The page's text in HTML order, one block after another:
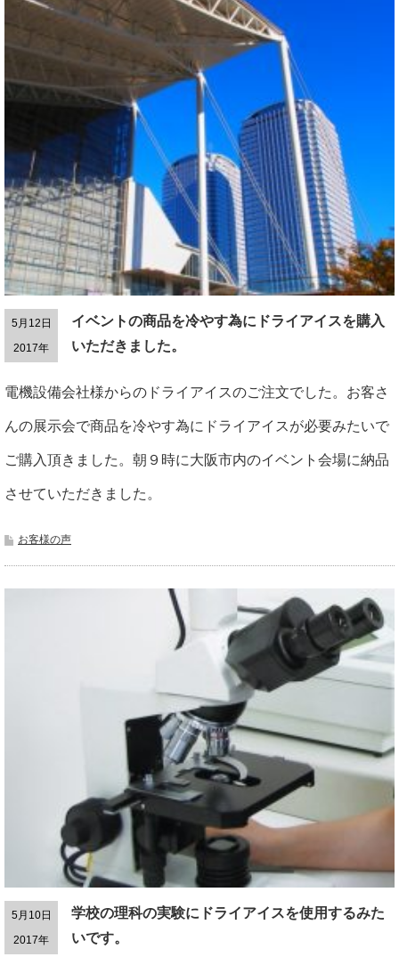
5月12日
2017年
イベントの商品を冷やす為にドライアイスを購入
いただきました。
電機設備会社様からのドライアイスのご注文でした。お客さ
んの展示会で商品を冷やす為にドライアイスが必要みたいで
ご購入頂きました。朝９時に大阪市内のイベント会場に納品
させていただきました。
お客様の声
5月10日
2017年
学校の理科の実験にドライアイスを使用するみた
いです。